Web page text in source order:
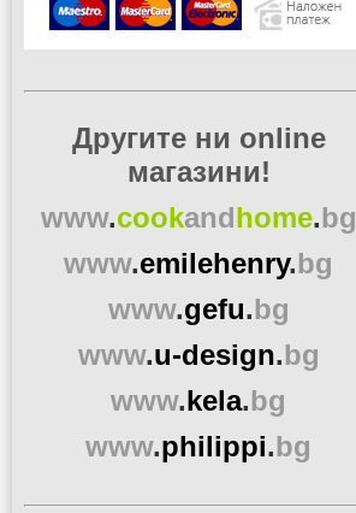
Другите ни online
магазини!
www.cookandhome.bg
www.emilehenry.bg
www.gefu.bg
www.u-design.bg
www.kela.bg
www.philippi.bg